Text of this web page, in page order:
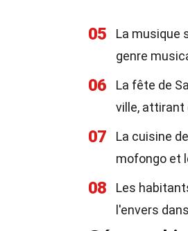
05
La musique
genre
06
La fête de
ville, attirant
07
La cuisine
mofongo et
08
Les
l'envers